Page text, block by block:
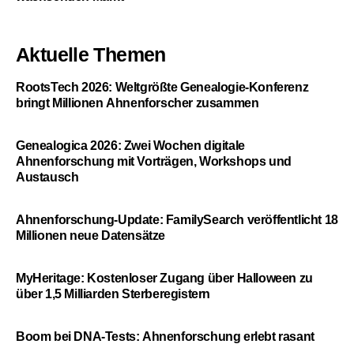
Aktuelle Themen
RootsTech 2026: Weltgrößte Genealogie-Konferenz
bringt Millionen Ahnenforscher zusammen
Genealogica 2026: Zwei Wochen digitale
Ahnenforschung mit Vorträgen, Workshops und
Austausch
Ahnenforschung-Update: FamilySearch veröffentlicht 18
Millionen neue Datensätze
MyHeritage: Kostenloser Zugang über Halloween zu
über 1,5 Milliarden Sterberegistern
Boom bei DNA-Tests: Ahnenforschung erlebt rasant